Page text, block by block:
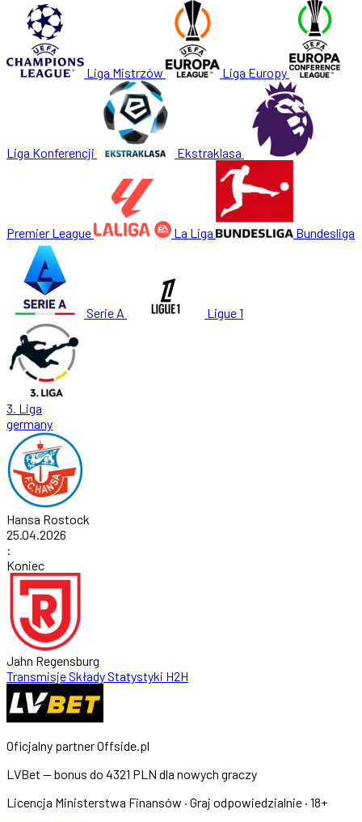
Liga Mistrzów Liga Europy
Liga Konferencji Ekstraklasa
Premier League La Liga Bundesliga
Serie A Ligue 1
3. Liga
germany
Hansa Rostock
25.04.2026
:
Koniec
Jahn Regensburg
TransmisjeSkładyStatystyki H2H
Oficjalny partner Offside.pl
LVBet — bonus do 4321 PLN dla nowych graczy
Licencja Ministerstwa Finansów · Graj odpowiedzialnie · 18+